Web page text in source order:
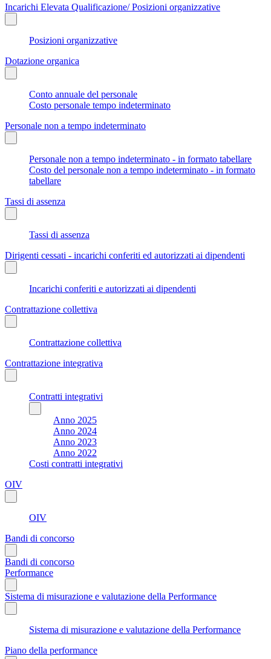
Incarichi Elevata Qualificazione/ Posizioni organizzative
Posizioni organizzative
Dotazione organica
Conto annuale del personale
Costo personale tempo indeterminato
Personale non a tempo indeterminato
Personale non a tempo indeterminato - in formato tabellare
Costo del personale non a tempo indeterminato - in formato
tabellare
Tassi di assenza
Tassi di assenza
Dirigenti cessati - incarichi conferiti ed autorizzati ai dipendenti
Incarichi conferiti e autorizzati ai dipendenti
Contrattazione collettiva
Contrattazione collettiva
Contrattazione integrativa
Contratti integrativi
Anno 2025
Anno 2024
Anno 2023
Anno 2022
Costi contratti integrativi
OIV
OIV
Bandi di concorso
Bandi di concorso
Performance
Sistema di misurazione e valutazione della Performance
Sistema di misurazione e valutazione della Performance
Piano della performance